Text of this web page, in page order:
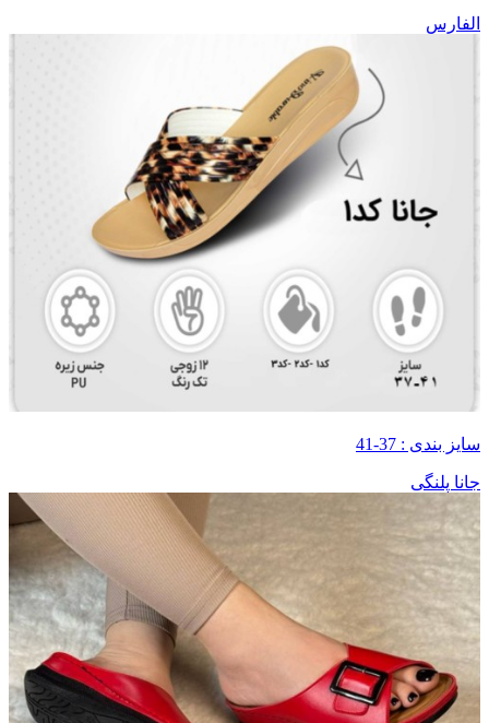
الفارس
سایز بندی : 37-41
جانا پلنگی